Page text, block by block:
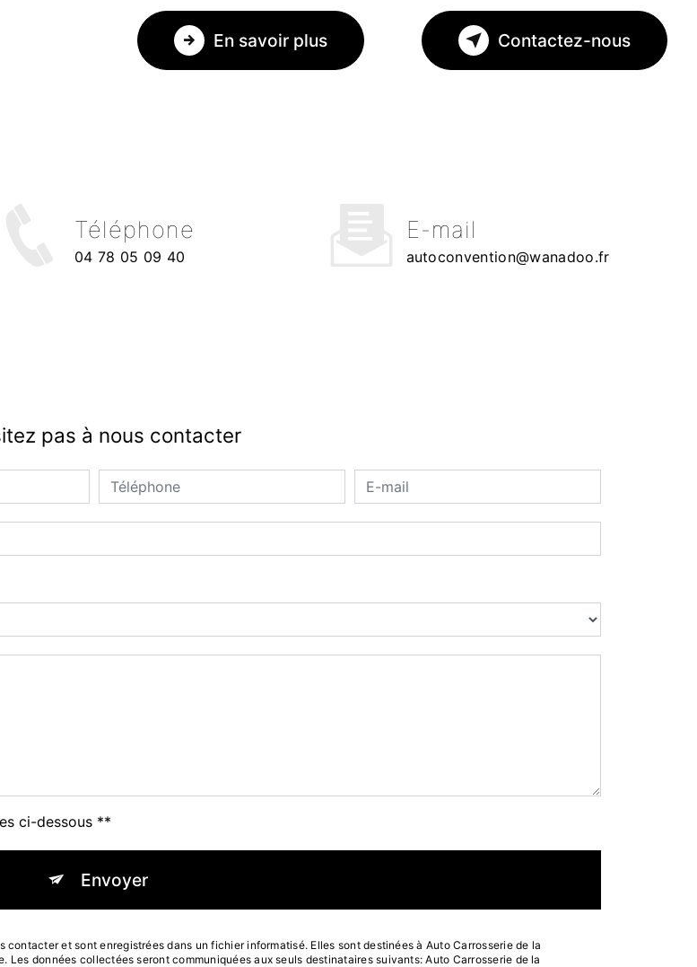
En savoir plus Contactez-nous
Téléphone
04 78 05 09 40
E-mail
autoconvention@wanadoo.fr
pas à nous contacter
ci-dessous **
Envoyer
contacter et sont enregistrées dans un fichier informatisé. Elles sont destinées à Auto Carrosserie de la
données collectées seront communiquées aux seuls destinataires suivants: Auto Carrosserie de la